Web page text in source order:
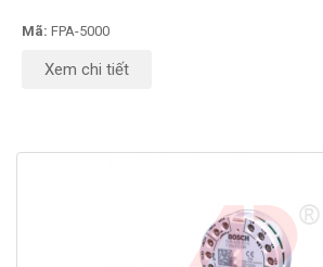
Mã: FPA-5000
Xem chi tiết